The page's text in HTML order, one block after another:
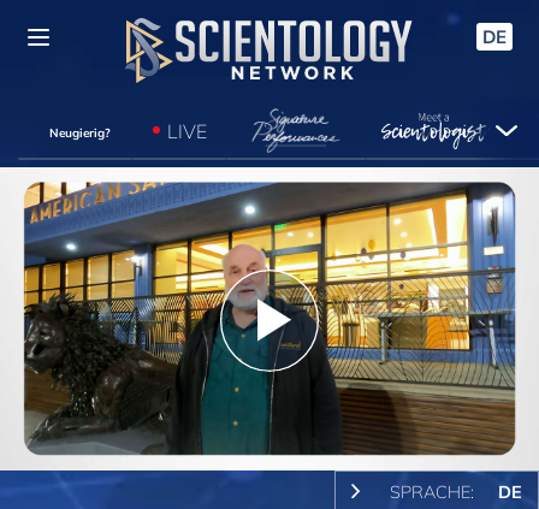
DE
Neugierig? LIVE
Play
Video
SPRACHE: DE